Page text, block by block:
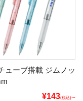
ューブ搭載 ジムノッ
¥143(税込)〜